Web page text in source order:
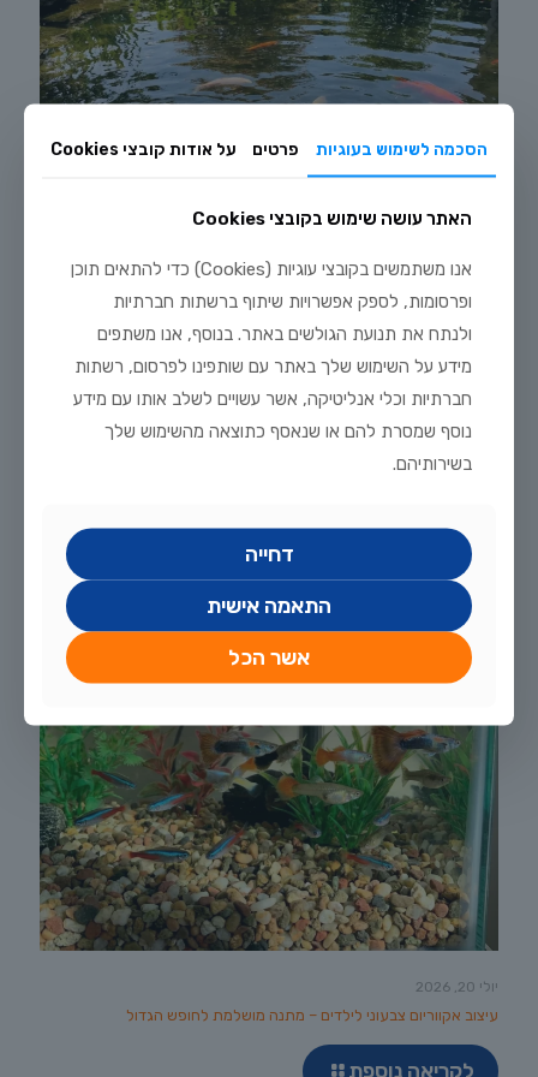
לקריאה נוספת
יולי 20, 2026
עיצוב אקווריום צבעוני לילדים – מתנה מושלמת לחופש הגדול
לקריאה נוספת
הסכמה לשימוש בעוגיות פרטים על אודות קובצי Cookies
האתר עושה שימוש בקובצי Cookies
אנו משתמשים בקובצי עוגיות (Cookies) כדי להתאים תוכן
ופרסומות, לספק אפשרויות שיתוף ברשתות חברתיות
ולנתח את תנועת הגולשים באתר. בנוסף, אנו משתפים
מידע על השימוש שלך באתר עם שותפינו לפרסום, רשתות
חברתיות וכלי אנליטיקה, אשר עשויים לשלב אותו עם מידע
נוסף שמסרת להם או שנאסף כתוצאה מהשימוש שלך
בשירותיהם.
דחייה
התאמה אישית
אשר הכל